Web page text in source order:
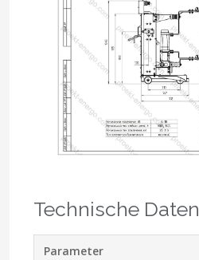
Technische Daten
Parameter